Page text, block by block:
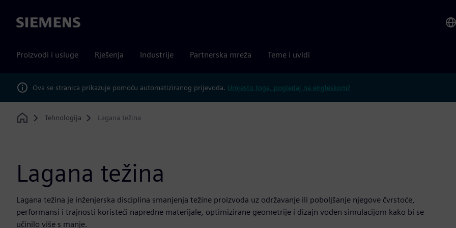
Siemens
Proizvodi i usluge Rješenja Industrije Partnerska mreža Teme i uvidi
Ova se stranica prikazuje pomoću automatiziranog prijevoda. Umjesto toga, pogledaj na engleskom?
Home
Tehnologija Lagana težina
Lagana težina
Lagana težina je inženjerska disciplina smanjenja težine proizvoda uz održavanje ili poboljšanje njegove čvrstoće,
performansi i trajnosti koristeći napredne materijale, optimizirane geometrije i dizajn vođen simulacijom kako bi se
učinilo više s manje.